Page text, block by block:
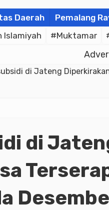
Daerah Pemalang
Islamiyah #Muktamar
di Jateng
di